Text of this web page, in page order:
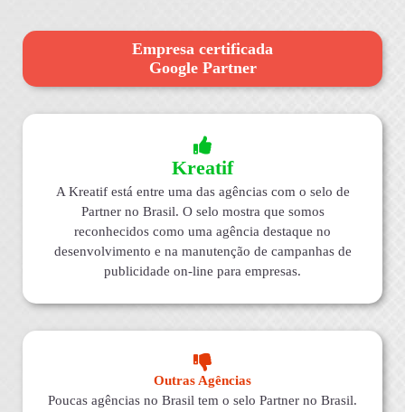
Empresa certificada
Google Partner
Kreatif
A Kreatif está entre uma das agências com o selo de
Partner no Brasil. O selo mostra que somos
reconhecidos como uma agência destaque no
desenvolvimento e na manutenção de campanhas de
publicidade on-line para empresas.
Outras Agências
Poucas agências no Brasil tem o selo Partner no Brasil.